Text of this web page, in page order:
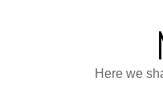
Here we